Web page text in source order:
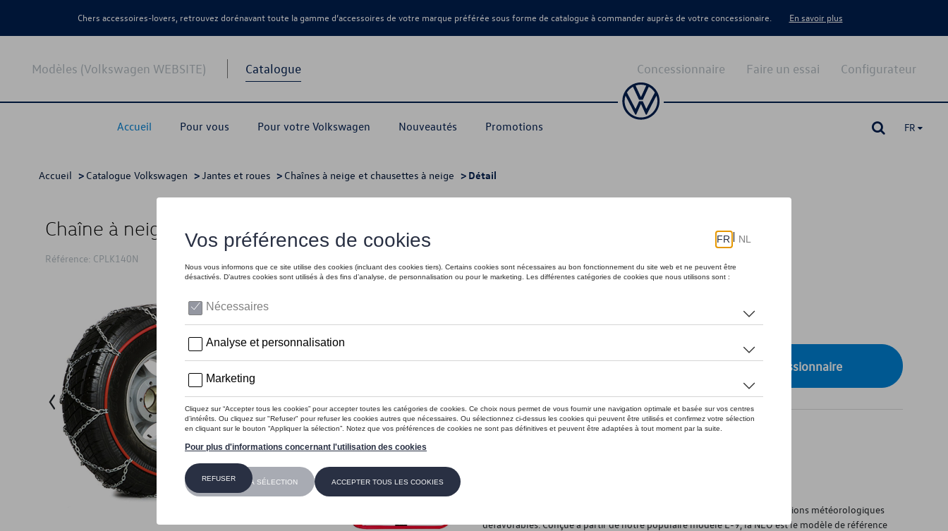
Chers accessoires-lovers, retrouvez dorénavant toute la gamme d’accessoires de votre marque préférée sous forme de catalogue à commander auprès de votre concessionaire. En savoir plus
Modèles (Volkswagen WEBSITE) Catalogue
Accueil Pour vous Pour votre Volkswagen Nouveautés Promotions
Configurateur
Faire un essai
Concessionnaire
FR
Accueil > Catalogue Volkswagen >Jantes et roues > Chaînes à neige et chausettes à neige > Détail
Chaîne à neige NEO 9mm
Référence: CPLK140N
Ce produit n'est actuellement pas de stock
Vérifiez la disponibilité auprès de votre concessionnaire
Introduction
Chaîne économique qui garantit une adhérence optimale dans des conditions météorologiques
défavorables. Conçue à partir de notre populaire modèle E-9, la NEO est le modèle de référence